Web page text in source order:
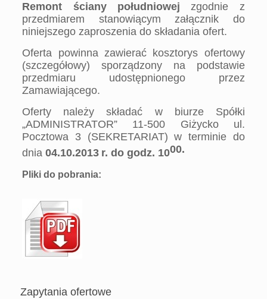
Remont ściany południowejzgodnie z
przedmiarem stanowiącymzałącznik do
niniejszego zaproszenia do składania ofert.
Oferta powinna zawierać kosztorys ofertowy
(szczegółowy) sporządzony na podstawie
przedmiaru udostępnionego przez
Zamawiającego.
Oferty należy składać w biurze Spółki
„ADMINISTRATOR” 11-500 Giżycko ul.
Pocztowa 3 (SEKRETARIAT) w terminie do
dnia 04.10.2013 r. do godz. 1000.
Pliki do pobrania:
Zapytania ofertowe